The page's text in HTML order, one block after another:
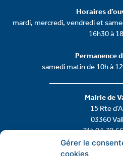
Gérer le
cookies
Mairie de
15 Rte
03360
Tél:
Horaires
mardi, mercredi, vendredi et
16h30 à
Permanence
samedi matin de 10h à